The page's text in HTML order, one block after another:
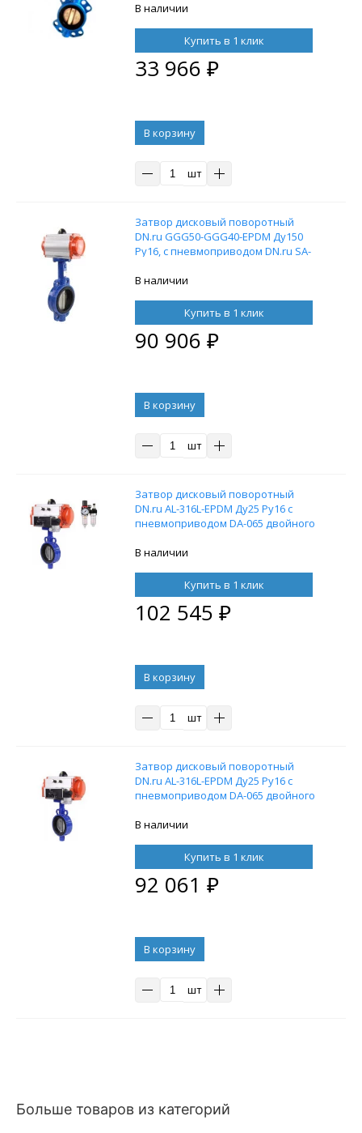
В наличии
Купить в 1 клик
33 966 ₽
В корзину
шт
Затвор дисковый поворотный
DN.ru GGG50-GGG40-EPDM Ду150
Ру16, с пневмоприводом DN.ru SA-
В наличии
Купить в 1 клик
90 906 ₽
В корзину
шт
Затвор дисковый поворотный
DN.ru AL-316L-EPDM Ду25 Ру16 с
пневмоприводом DA-065 двойного
4M310-08 24V и БПВ AFC2000
В наличии
Купить в 1 клик
102 545 ₽
В корзину
шт
Затвор дисковый поворотный
DN.ru AL-316L-EPDM Ду25 Ру16 с
пневмоприводом DA-065 двойного
пневмораспределителем 4M310-08
В наличии
Купить в 1 клик
92 061 ₽
В корзину
шт
Больше товаров из категорий